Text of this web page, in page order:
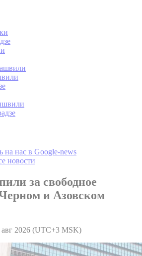
на наc в Google-news
новости
за свободное
Черном и Азовском
2026 (UTC+3 MSK)